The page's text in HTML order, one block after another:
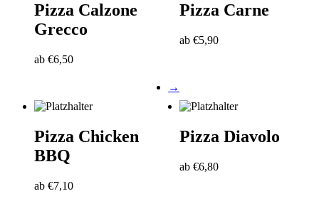
Pizza Calzone
Grecco
ab €6,50
Pizza Carne
ab €5,90
Pizza Chicken
BBQ
ab €7,10
Pizza Diavolo
ab €6,80
→